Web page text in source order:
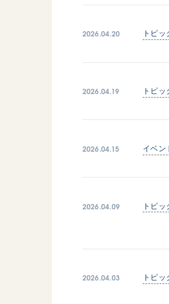
第2代会長・戸田城聖先生
世界の創価学会の歴史
2026.04.20 トピッ
2026.04.19 トピッ
2026.04.15 イベン
2026.04.09 トピッ
2026.04.03 トピッ